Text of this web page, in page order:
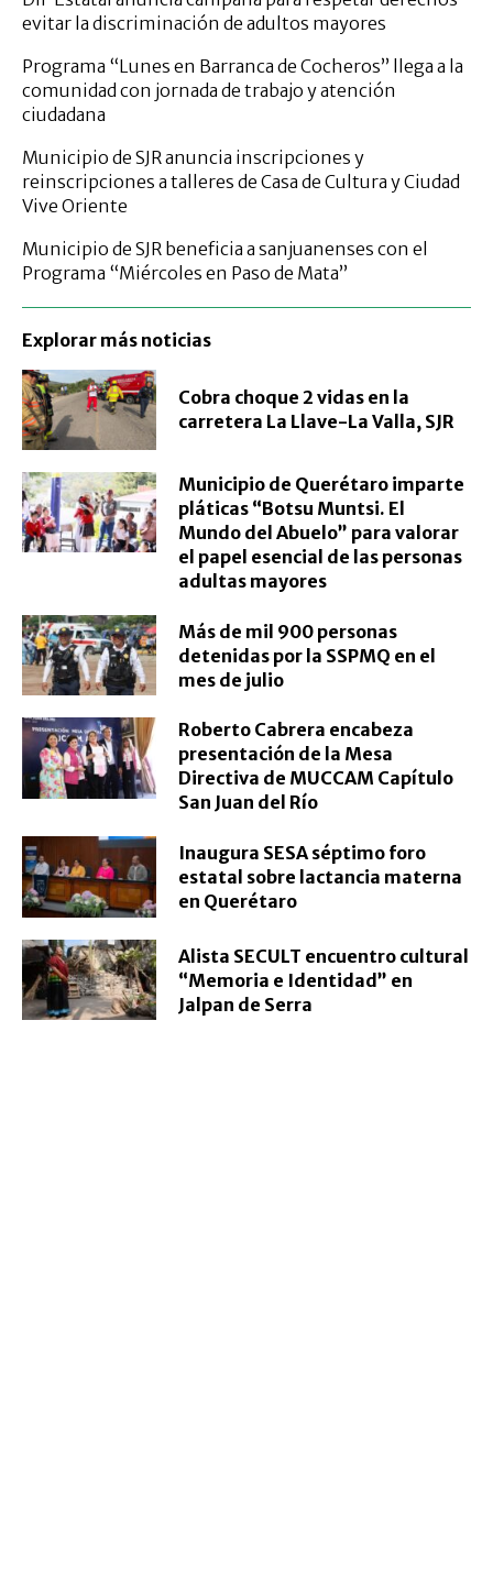
evitar la discriminación de adultos mayores
Programa “Lunes en Barranca de Cocheros” llega a la
comunidad con jornada de trabajo y atención
ciudadana
Municipio de SJR anuncia inscripciones y
reinscripciones a talleres de Casa de Cultura y Ciudad
Vive Oriente
Municipio de SJR beneficia a sanjuanenses con el
Programa “Miércoles en Paso de Mata”
Explorar más noticias
Cobra choque 2 vidas en la
carretera La Llave-La Valla, SJR
Municipio de Querétaro imparte
pláticas “Botsu Muntsi. El
Mundo del Abuelo” para valorar
el papel esencial de las personas
adultas mayores
Más de mil 900 personas
detenidas por la SSPMQ en el
mes de julio
Roberto Cabrera encabeza
presentación de la Mesa
Directiva de MUCCAM Capítulo
San Juan del Río
Inaugura SESA séptimo foro
estatal sobre lactancia materna
en Querétaro
Alista SECULT encuentro cultural
“Memoria e Identidad” en
Jalpan de Serra